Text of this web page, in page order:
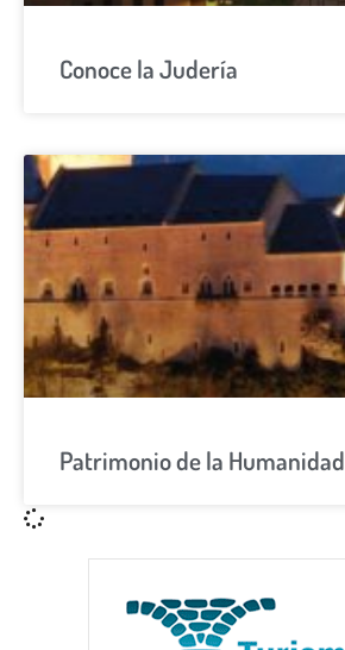
Conoce la Judería
Patrimonio de la Humanidad